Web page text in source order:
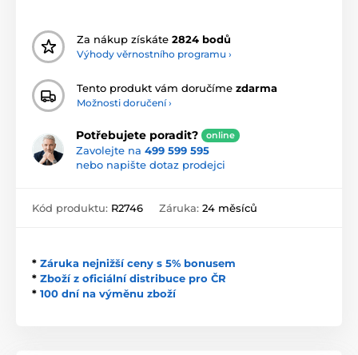
Za nákup získáte 2824 bodů
Výhody věrnostního programu ›
Tento produkt vám doručíme zdarma
Možnosti doručení ›
Potřebujete poradit? online
Zavolejte na 499 599 595
nebo napište dotaz prodejci
Kód produktu: R2746 Záruka: 24 měsíců
* Záruka nejnižší ceny s 5% bonusem
* Zboží z oficiální distribuce pro ČR
* 100 dní na výměnu zboží